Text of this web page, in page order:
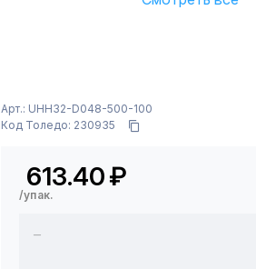
Арт.: UHH32-D048-500-100
Код Толедо: 230935
613.40₽
/упак.